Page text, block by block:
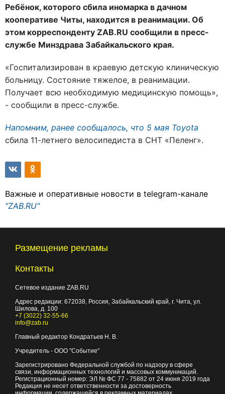
Ребёнок, которого сбила иномарка в дачном
кооперативе Читы, находится в реанимации. Об
этом корреспонденту ZAB.RU сообщили в пресс-
службе Минздрава Забайкальского края.
«Госпитализирован в краевую детскую клиническую
больницу. Состояние тяжелое, в реанимации.
Получает всю необходимую медицинскую помощь»,
- сообщили в пресс-службе.
Напомним, ранее сообщалось, что 5 мая Toyota
сбила 11-летнего велосипедиста в СНТ «Пеленг».
Важные и оперативные новости в telegram-канале
"ZAB.RU"
Размещение рекламы
Контакты
Сетевое издание ZAB.RU
Адрес редакции: 672038 , Россия, Забайкальский край, г. Чита ул.
Шилова, д. 100
+7 (3022) 32-55-66
info@zab.ru
Главный редактор Кондратьев Н. В.
Учредитель - ООО "Событие"
Зарегистрировано Федеральной службой по надзору в сфере
связи, информационных технологий и массовых коммуникаций.
Регистрационный номер: ЭЛ № ФС 77 - 75882 от 24 июня 2019 года
Редакция не несет ответственности за достоверность